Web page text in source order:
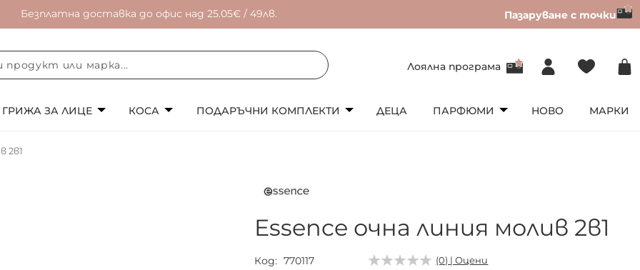
Безплатна доставка до офис над 25.05€ / 49лв. Пазаруване с точки
Лоялна програма
ГРИЖА ЗА ЛИЦЕ КОСА ПОДАРЪЧНИ КОМПЛЕКТИ ДЕЦА ПАРФЮМИ НОВО МАРКИ
2в1
Essence очна линия молив 2в1
Код 770117 (0) | Оцени